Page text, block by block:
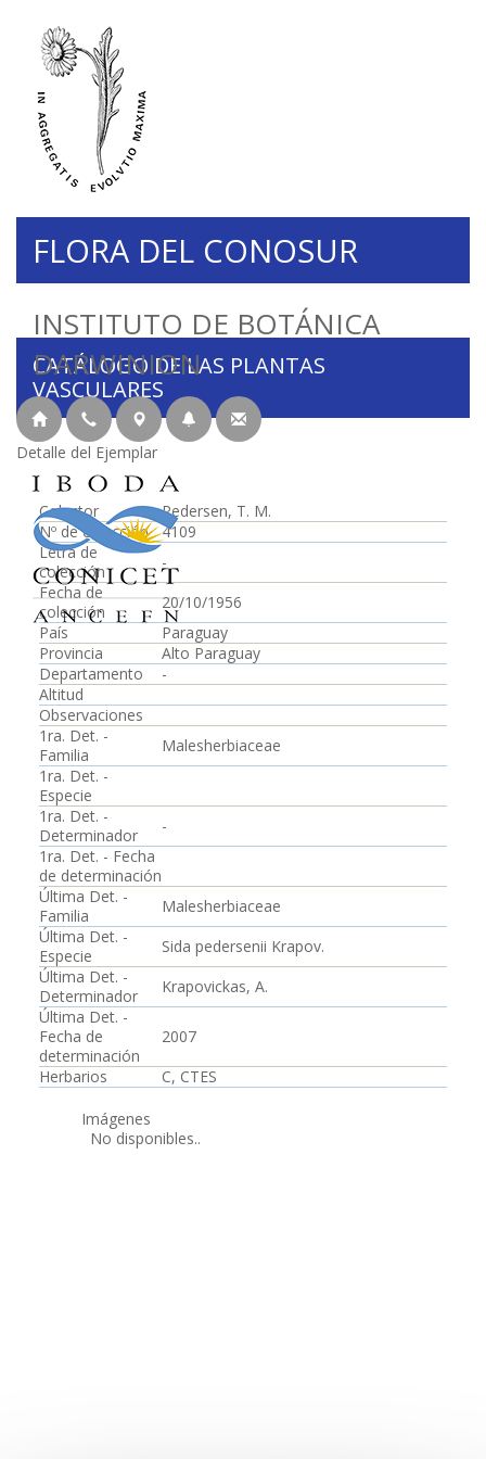
INSTITUTO DE BOTÁNICA
DARWINION
FLORA DEL CONOSUR
CATÁLOGO DE LAS PLANTAS
VASCULARES
Detalle del Ejemplar
Colector
Pedersen, T. M.
Nº de colección
4109
Letra de
colección
-
Fecha de
colección
20/10/1956
País
Paraguay
Provincia
Alto Paraguay
Departamento
-
Altitud
Observaciones
1ra. Det. -
Familia
Malesherbiaceae
1ra. Det. -
Especie
1ra. Det. -
Determinador
-
1ra. Det. - Fecha
de determinación
Última Det. -
Familia
Malesherbiaceae
Última Det. -
Especie
Sida pedersenii Krapov.
Última Det. -
Determinador
Krapovickas, A.
Última Det. -
Fecha de
determinación
2007
Herbarios
C, CTES
Imágenes
No disponibles..